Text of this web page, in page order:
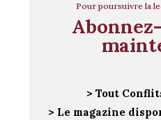
Pour poursuivre la
> Tout
> Le magazine